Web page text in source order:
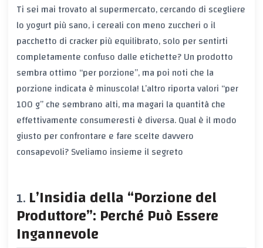
Ti sei mai trovato al supermercato, cercando di scegliere
lo yogurt più sano, i cereali con meno zuccheri o il
pacchetto di cracker più equilibrato, solo per sentirti
completamente confuso dalle etichette? Un prodotto
sembra ottimo “per porzione”, ma poi noti che la
porzione indicata è minuscola! L’altro riporta valori “per
100 g” che sembrano alti, ma magari la quantità che
effettivamente consumeresti è diversa. Qual è il modo
giusto per confrontare e fare scelte davvero
consapevoli? Sveliamo insieme il segreto
L’Insidia della “Porzione del
Produttore”: Perché Può Essere
Ingannevole